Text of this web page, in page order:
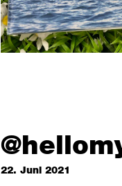
22. Juni 2021